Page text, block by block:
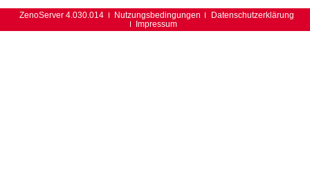
ZenoServer 4.030.014 Nutzungsbedingungen
Datenschutzerklärung
Impressum